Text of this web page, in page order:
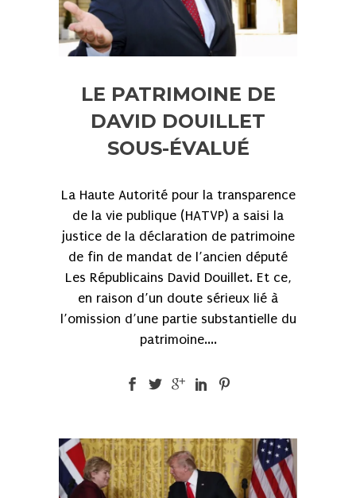
LE PATRIMOINE DE
DAVID DOUILLET
SOUS-ÉVALUÉ
La Haute Autorité pour la transparence
de la vie publique (HATVP) a saisi la
justice de la déclaration de patrimoine
de fin de mandat de l’ancien député
Les Républicains David Douillet. Et ce,
en raison d’un doute sérieux lié à
l’omission d’une partie substantielle du
patrimoine....